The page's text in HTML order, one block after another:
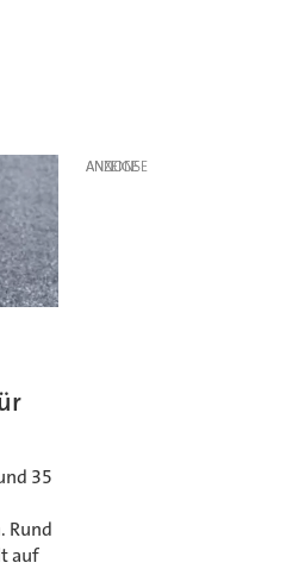
35
Rund
auf
ANZEIGE